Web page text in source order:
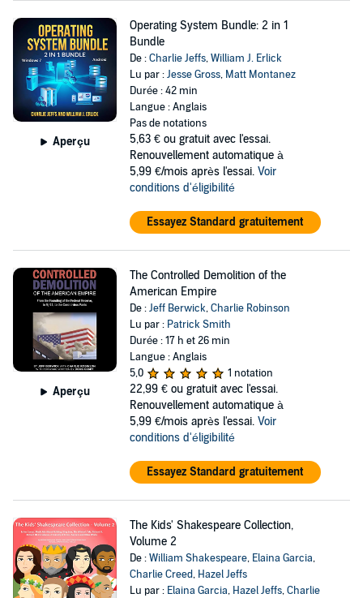
Aperçu
Operating System Bundle: 2 in 1
Bundle
De :Charlie Jeffs,William J. Erlick
Lu par :Jesse Gross, Matt Montanez
Durée : 42 min
Langue : Anglais
Pas de notations
5,63 € ou gratuit avec l'essai.
Renouvellement automatique à
5,99 €/mois après l'essai. Voir
conditions d'éligibilité
Essayez Standard gratuitement
Aperçu
The Controlled Demolition of the
American Empire
De :Jeff Berwick,Charlie Robinson
Lu par : Patrick Smith
Durée : 17 h et 26 min
Langue : Anglais
5,0
1 notation
22,99 € ou gratuit avec l'essai.
Renouvellement automatique à
5,99 €/mois après l'essai. Voir
conditions d'éligibilité
Essayez Standard gratuitement
The Kids' Shakespeare Collection,
Volume 2
De :William Shakespeare, Elaina Garcia,
Charlie Creed, Hazel Jeffs
Lu par : Elaina Garcia, Hazel Jeffs,Charlie